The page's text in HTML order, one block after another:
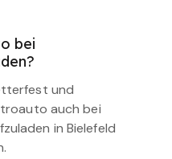
bei
und
auch bei
in Bielefeld